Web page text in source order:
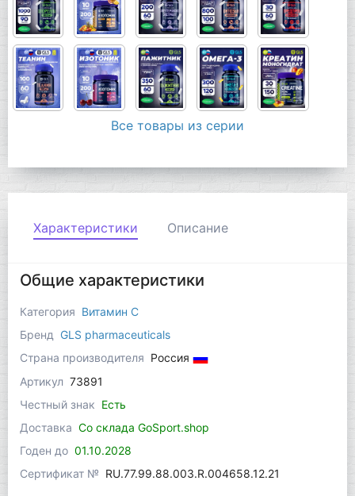
Все товары из серии
Характеристики Описание
Общие характеристики
Категория Витамин C
Бренд
GLS pharmaceuticals
Страна производителя Россия
Артикул 73891
Честный знак Есть
Доставка Со склада GoSport.shop
Годен до 01.10.2028
Сертификат № RU.77.99.88.003.R.004658.12.21